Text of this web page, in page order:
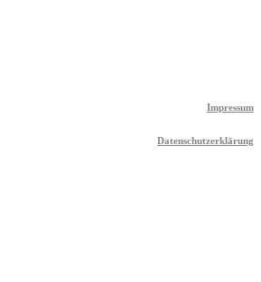
Impressum
Datenschutzerklärung